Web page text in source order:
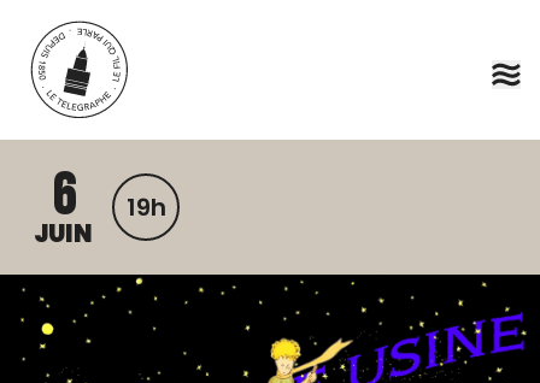
Aller au contenu principal
6
JUIN
19h